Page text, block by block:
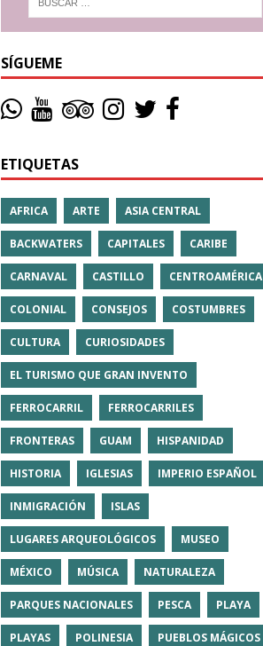
SÍGUEME
ETIQUETAS
AFRICA ARTE ASIA CENTRAL
BACKWATERS CAPITALES CARIBE
CARNAVAL CASTILLO CENTROAMÉRICA
COLONIAL CONSEJOS COSTUMBRES
CULTURA CURIOSIDADES
EL TURISMO QUE GRAN INVENTO
FERROCARRIL FERROCARRILES
FRONTERAS GUAM HISPANIDAD
HISTORIA IGLESIAS IMPERIO ESPAÑOL
INMIGRACIÓN ISLAS
LUGARES ARQUEOLÓGICOS MUSEO
MÉXICO MÚSICA NATURALEZA
PARQUES NACIONALES PESCA PLAYA
PLAYAS POLINESIA PUEBLOS MÁGICOS